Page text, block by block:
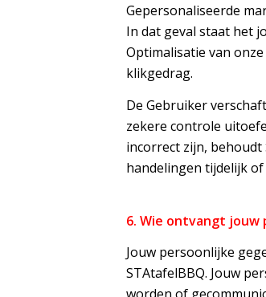
Gepersonaliseerde
In dat geval staat het
Optimalisatie van
klikgedrag.
De Gebruiker
zekere controle
incorrect zijn, behoudt
handelingen tijdelijk
6. Wie ontvangt jouw
Jouw persoonlijke
STAtafelBBQ. Jouw